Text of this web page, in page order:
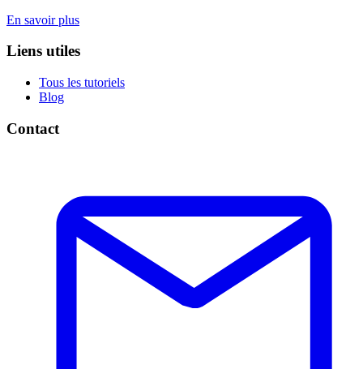
En savoir plus
Liens utiles
Tous les tutoriels
Blog
Contact